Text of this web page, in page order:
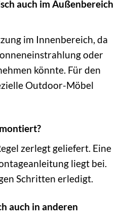
auch im Außenbereich
im Innenbereich, da
oder
könnte. Für den
Outdoor-Möbel
zerlegt geliefert. Eine
liegt bei.
Schritten erledigt.
auch in anderen